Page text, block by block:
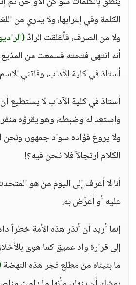
الكلمة وفي إعرابها، ولا يدري من
ولا من الصرف، فأغلقت الرادّ
أنه انتهى فتحته فسمعت من
أستاذ في كلية الآداب، وفاتني
أستاذ في كلية الآداب لا يستطيع
واستعد له وضبطه، وهو يقرؤه
ولا يروع فؤاده سواد جمهور، ونحن
الكلام ارتجالاً فلا نلحن فيه؟!
أنا لا أعرف إلى اليوم من هو
عليه أو أعرّض به.
إنما أريد أن أنذر هذه الأمة خطراً
إلى قرارة واد عميق كما هوى
ما بنيناه من مطلع فجر هذه النهضة